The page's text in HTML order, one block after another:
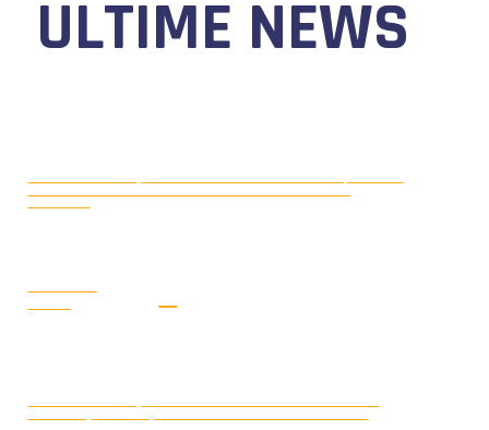
ULTIME NEWS
VIVERONE!
VINCONO LE DUE GARE DELLA CLASSE 3D; SECONDO POSTO PER